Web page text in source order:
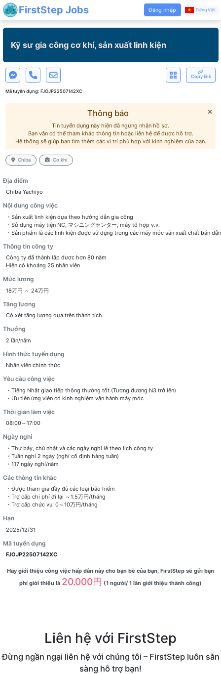
FirstStep Jobs Đăng nhập Tiếng Việt
Kỹ sư gia công cơ khí, sản xuất linh kiện
Copy link
Mã tuyển dụng: FJOJP22507142XC
×
Thông báo
Tin tuyển dụng này hiện đã ngừng nhận hồ sơ.
Bạn vẫn có thể tham khảo thông tin hoặc liên hệ để được hỗ trợ.
Hệ thống sẽ giúp bạn tìm thêm các vị trí phù hợp với kinh nghiệm của bạn.
Chiba Cơ khí
Địa điểm
Chiba Yachiyo
Nội dung công việc
・Sản xuất linh kiện dựa theo hướng dẫn gia công
・Sử dụng máy tiện NC, マシニングセンター, máy tổ hợp v.v.
・Sản phẩm là các linh kiện được sử dụng trong các máy móc sản xuất chất bán dẫn
Thông tin công ty
Công ty đã thành lập được hơn 80 năm
Hiện có khoảng 25 nhân viên
Mức lương
18万円 ～ 24万円
Tăng lương
Có xét tăng lương dựa trên thành tích
Thưởng
2 lần/năm
Hình thức tuyển dụng
Nhân viên chính thức
Yêu cầu công việc
・Tiếng Nhật giao tiếp thông thường tốt (Tương đương N3 trở lên)
・Ưu tiên ứng viên có kinh nghiệm vận hành máy móc
Thời gian làm việc
08:00～17:00
Ngày nghỉ
・Thứ bảy, chủ nhật và các ngày nghỉ lễ theo lịch công ty
・Tuần nghỉ 2 ngày (nghỉ cố định hàng tuần)
・117 ngày nghỉ/năm
Các thông tin khác
・Được tham gia đầy đủ các loại bảo hiểm
・Trợ cấp chi phí đi lại ～1.5万円/tháng
・Trợ cấp chức vụ: 0～10万円/tháng
Hạn
2025/12/31
Mã tuyển dụng
FJOJP22507142XC
Hãy giới thiệu công việc hấp dẫn này cho bạn bè của bạn, FirstStep sẽ gửi bạn
phí giới thiệu là 20.000円 (1 người/ 1 lần giới thiệu thành công)
Liên hệ với FirstStep
Đừng ngần ngại liên hệ với chúng tôi – FirstStep luôn sẵn
sàng hỗ trợ bạn!